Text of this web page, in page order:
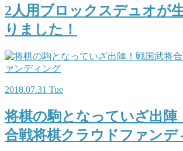
2人用ブロックスデュオが
りました！
2018.07.31 Tue
将棋の駒となっていざ出陣
合戦将棋クラウドファンデ